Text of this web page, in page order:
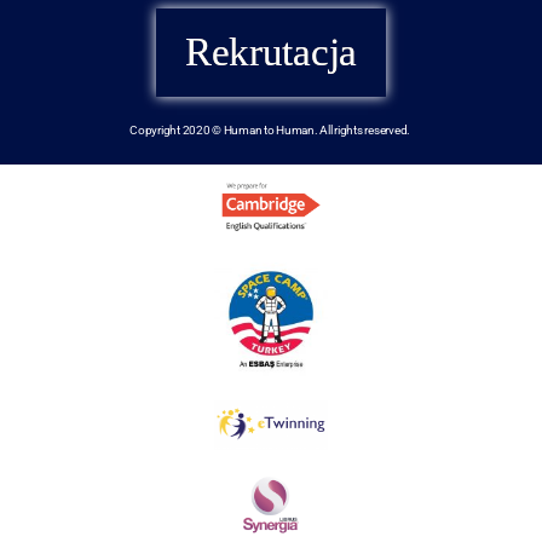
Rekrutacja
Copyright 2020 © Human to Human. All rights reserved.